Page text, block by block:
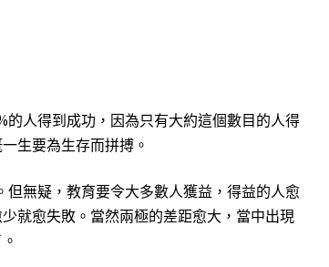
的人得到成功，因為只有大約這個數目的人得
生要為生存而拼搏。
但無疑，教育要令大多數人獲益，得益的人愈
就愈失敗。當然兩極的差距愈大，當中出現